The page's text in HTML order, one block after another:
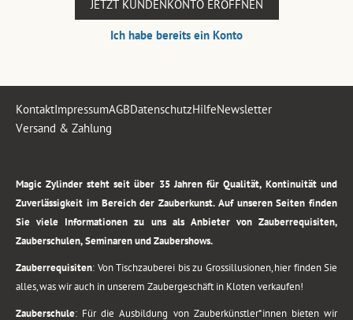
JETZT KUNDENKONTO ERÖFFNEN
Ich habe bereits ein Konto
KontaktImpressumAGBDatenschutzHilfeNewsletter
Versand & Zahlung
Magic Zylinder steht seit über 35 Jahren für Qualität, Kontinuität und
Zuverlässigkeit im Bereich der Zauberkunst. Auf unseren Seiten finden
Sie viele Informationen zu uns als Anbieter von Zauberrequisiten,
Zauberschulen, Seminaren und Zaubershows.
Zauberrequisiten: Von Tischzauberei bis zu Grossillusionen, hier finden Sie
alles, was wir auch in unserem Zaubergeschäft in Kloten verkaufen!
Zauberschule: Für die Ausbildung von Zauberkünstler*innen bieten wir